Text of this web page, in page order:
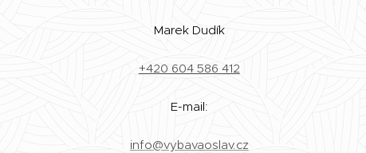
Marek Dudík
+420 604 586 412
E-mail:
info@vybavaoslav.cz